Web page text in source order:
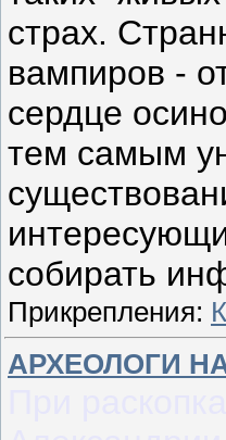
страх.
вампиров -
сердце
тем самым
собирать
Прикрепления:
АРХЕОЛОГИ